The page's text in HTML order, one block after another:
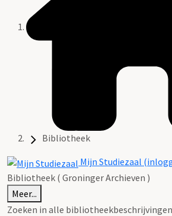
Bibliotheek
Mijn Studiezaal
Bibliotheek ( Groninger Archieven )
Meer...
Zoeken in alle